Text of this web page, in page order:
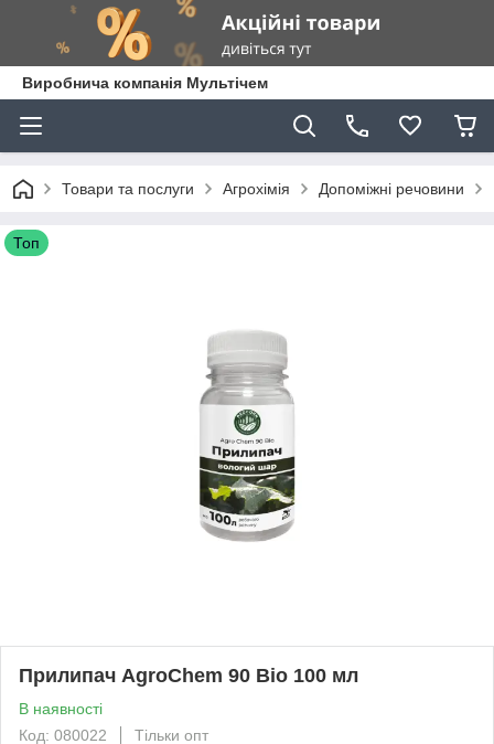
Виробнича компанія Мультічем
Товари та послуги Агрохімія Допоміжні речовини
Топ
Прилипач AgroChem 90 Bio 100 мл
В наявності
Код: 080022
Тільки опт